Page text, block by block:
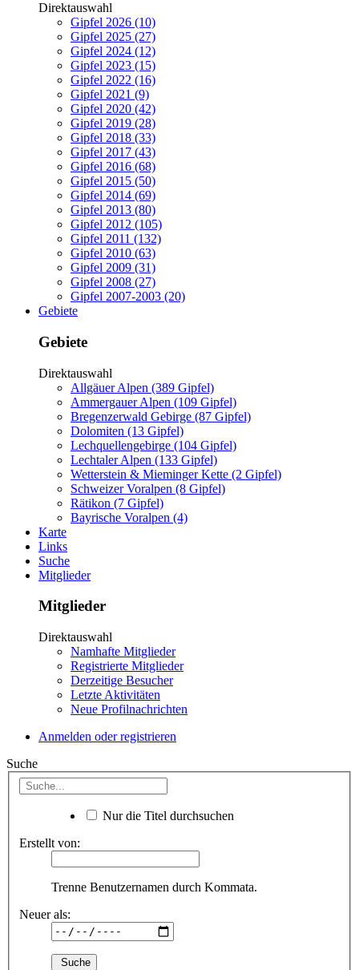
Direktauswahl
Gipfel 2026 (10)
Gipfel 2025 (27)
Gipfel 2024 (12)
Gipfel 2023 (15)
Gipfel 2022 (16)
Gipfel 2021 (9)
Gipfel 2020 (42)
Gipfel 2019 (28)
Gipfel 2018 (33)
Gipfel 2017 (43)
Gipfel 2016 (68)
Gipfel 2015 (50)
Gipfel 2014 (69)
Gipfel 2013 (80)
Gipfel 2012 (105)
Gipfel 2011 (132)
Gipfel 2010 (63)
Gipfel 2009 (31)
Gipfel 2008 (27)
Gipfel 2007-2003 (20)
Gebiete
Gebiete
Direktauswahl
Allgäuer Alpen (389 Gipfel)
Ammergauer Alpen (109 Gipfel)
Bregenzerwald Gebirge (87 Gipfel)
Dolomiten (13 Gipfel)
Lechquellengebirge (104 Gipfel)
Lechtaler Alpen (133 Gipfel)
Wetterstein & Mieminger Kette (2 Gipfel)
Schweizer Voralpen (8 Gipfel)
Rätikon (7 Gipfel)
Bayrische Voralpen (4)
Karte
Links
Suche
Mitglieder
Mitglieder
Direktauswahl
Namhafte Mitglieder
Registrierte Mitglieder
Derzeitige Besucher
Letzte Aktivitäten
Neue Profilnachrichten
Anmelden oder registrieren
Suche
Nur die Titel durchsuchen
Erstellt von:
Trenne Benutzernamen durch Kommata.
Neuer als: